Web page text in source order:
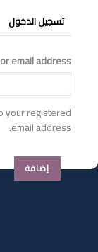
التبويبات
الأساسية
تسجيل الدخول
email address
your registered
email address.